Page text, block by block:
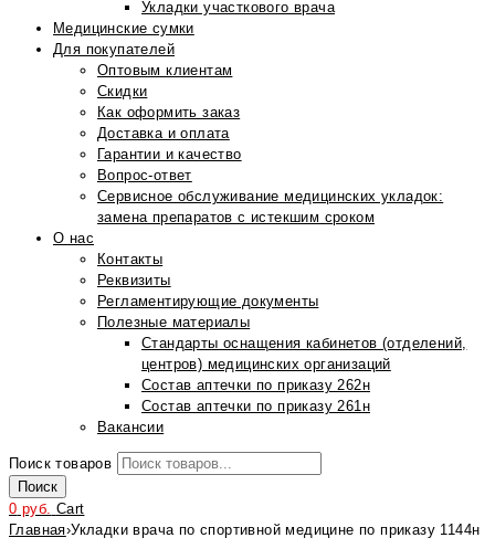
Укладки участкового врача
Медицинские сумки
Для покупателей
Оптовым клиентам
Скидки
Как оформить заказ
Доставка и оплата
Гарантии и качество
Вопрос-ответ
Сервисное обслуживание медицинских укладок:
замена препаратов с истекшим сроком
О нас
Контакты
Реквизиты
Регламентирующие документы
Полезные материалы
Стандарты оснащения кабинетов (отделений,
центров) медицинских организаций
Состав аптечки по приказу 262н
Состав аптечки по приказу 261н
Вакансии
Поиск товаров
Поиск
0 руб. Cart
Главная›Укладки врача по спортивной медицине по приказу 1144н